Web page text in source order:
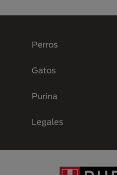
Perros
Gatos
Purina
Legales